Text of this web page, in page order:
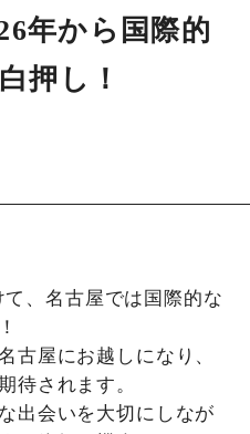
年から国際的
押し！
、名古屋では国際的な
古屋にお越しになり、
待されます。
出会いを大切にしなが